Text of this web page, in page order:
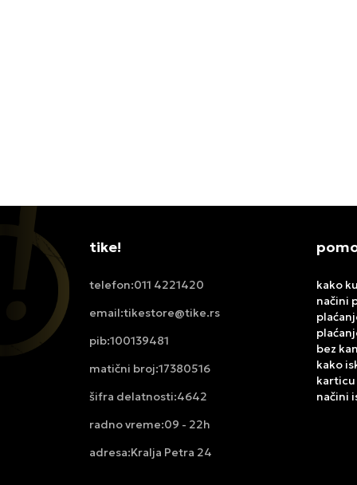
tike!
telefon:011 4221420
email:tikestore@tike.rs
pib:100139481
matični broj:17380516
šifra delatnosti:4642
radno vreme:09 - 22h
adresa:Kralja Petra 24
kako
načini
bez
kako
karticu
načini